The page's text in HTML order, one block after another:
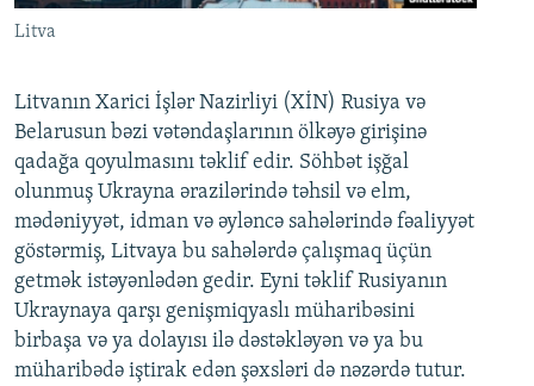
Litva
Litvanın Xarici İşlər Nazirliyi (XİN) Rusiya və
Belarusun bəzi vətəndaşlarının ölkəyə girişinə
qadağa qoyulmasını təklif edir. Söhbət işğal
olunmuş Ukrayna ərazilərində təhsil və elm,
mədəniyyət, idman və əyləncə sahələrində fəaliyyət
göstərmiş, Litvaya bu sahələrdə çalışmaq üçün
getmək istəyənlədən gedir. Eyni təklif Rusiyanın
Ukraynaya qarşı genişmiqyaslı müharibəsini
birbaşa və ya dolayısı ilə dəstəkləyən və ya bu
müharibədə iştirak edən şəxsləri də nəzərdə tutur.